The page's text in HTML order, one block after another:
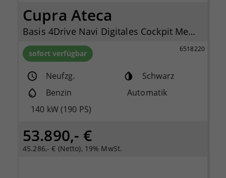
Cupra Ateca
Basis 4Drive Navi Digitales Cockpit Memory Sitze
sofort verfügbar 6518220
Neufzg.
Schwarz
Benzin
Automatik
140 kW (190 PS)
53.890,- €
45.286,- € (Netto), 19% MwSt.